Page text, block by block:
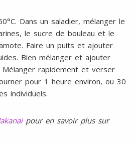
Dans un saladier, mélanger le
le sucre de bouleau et le
Faire un puits et ajouter
Bien mélanger et ajouter
rapidement et verser
pour 1 heure environ, ou 30
individuels.
pour en savoir plus sur